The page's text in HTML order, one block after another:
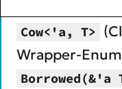
Cow<'a, T>
Wrapper-
Borrowed(&'a